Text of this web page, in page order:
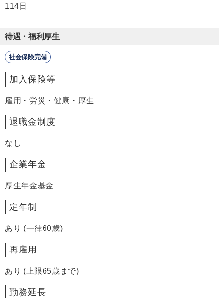
114日
待遇・福利厚生
社会保険完備
加入保険等
雇用・労災・健康・厚生
退職金制度
なし
企業年金
厚生年金基金
定年制
あり (一律60歳)
再雇用
あり (上限65歳まで)
勤務延長